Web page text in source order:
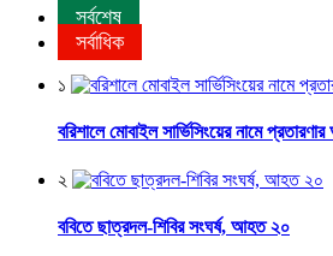
সর্বশেষ
সর্বাধিক
১
বরিশালে মোবাইল সার্ভিসিংয়ের নামে
২
ববিতে ছাত্রদল-শিবির সংঘর্ষ, আহত ২০